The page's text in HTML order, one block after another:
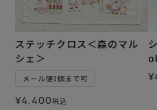
ステッチクロス＜森のマル
シェ＞
メール便1個まで可
¥4,400税込
¥